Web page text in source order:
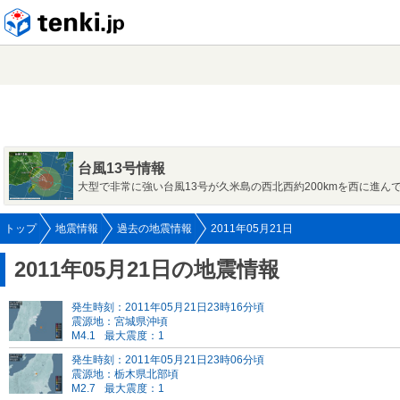
台風13号情報
大型で非常に強い台風13号が久米島の西北西約200kmを西に進ん
トップ 地震情報 過去の地震情報 2011年05月21日
2011年05月21日の地震情報
発生時刻：2011年05月21日23時16分頃
震源地：宮城県沖頃
M4.1
最大震度：1
発生時刻：2011年05月21日23時06分頃
震源地：栃木県北部頃
M2.7
最大震度：1